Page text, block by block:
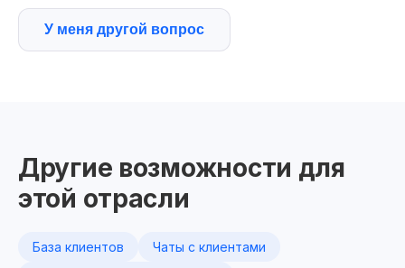
У меня другой вопрос
Другие возможности для
этой отрасли
База клиентов
Чаты с клиентами